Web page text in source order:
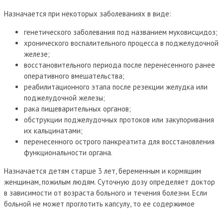
Назначается при некоторых заболеваниях в виде:
генетического заболевания под названием муковисцидоз;
хронического воспалительного процесса в поджелудочной
железе;
восстановительного периода после перенесенного ранее
оперативного вмешательства;
реабилитационного этапа после резекции желудка или
поджелудочной железы;
рака пищеварительных органов;
обструкции поджелудочных протоков или закупоривания
их кальцинатами;
перенесенного острого панкреатита для восстановления
функциональности органа.
Назначается детям старше 3 лет, беременным и кормящим
женщинам, пожилым людям. Суточную дозу определяет доктор
в зависимости от возраста больного и течения болезни. Если
больной не может проглотить капсулу, то ее содержимое